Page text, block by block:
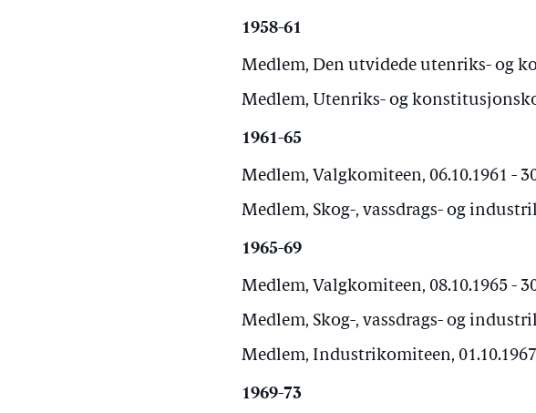
1958-61
Medlem, Den utvidede utenriks- og
Medlem, Utenriks- og
1961-65
Medlem, Valgkomiteen, 06.10.1961 -
Medlem, Skog-, vassdrags- og
1965-69
Medlem, Valgkomiteen, 08.10.1965 -
Medlem, Skog-, vassdrags- og
Medlem, Industrikomiteen, 01.10.1967
1969-73